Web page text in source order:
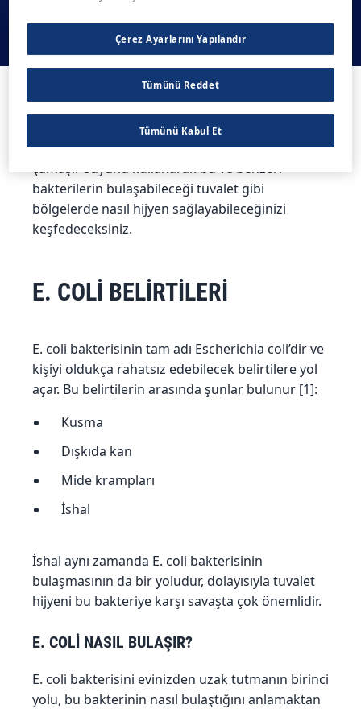
coli belirtilerini daha iyi tanıyacak, bulaşma
yollarını öğrenecek ve Domestos biyosit ruhsatlı
çamaşır suyunu kullanarak bu ve benzeri
bakterilerin bulaşabileceği tuvalet gibi
bölgelerde nasıl hijyen sağlayabileceğinizi
keşfedeceksiniz.
E. COLİ BELİRTİLERİ
E. coli bakterisinin tam adı Escherichia coli’dir ve
kişiyi oldukça rahatsız edebilecek belirtilere yol
açar. Bu belirtilerin arasında şunlar bulunur [1]:
Kusma
Dışkıda kan
Mide krampları
İshal
İshal aynı zamanda E. coli bakterisinin
bulaşmasının da bir yoludur, dolayısıyla tuvalet
hijyeni bu bakteriye karşı savaşta çok önemlidir.
E. COLİ NASIL BULAŞIR?
E. coli bakterisini evinizden uzak tutmanın birinci
yolu, bu bakterinin nasıl bulaştığını anlamaktan
Çerez Ayarlarını Yapılandır
Tümünü Reddet
Tümünü Kabul Et